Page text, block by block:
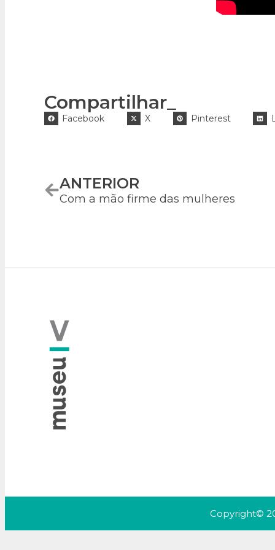
Compartilhar_
Facebook X Pinterest
ANTERIOR
Com a mão firme das mulheres
Copyright©